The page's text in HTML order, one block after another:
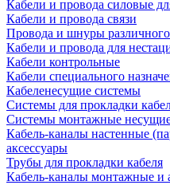
Кабели и провода силовые
Кабели и провода связи
Провода и шнуры различного
Кабели и провода для
Кабели контрольные
Кабели специального
Кабеленесущие системы
Системы для прокладки
Системы монтажные
Кабель-каналы настенные
аксессуары
Трубы для прокладки кабеля
Кабель-каналы монтажные и